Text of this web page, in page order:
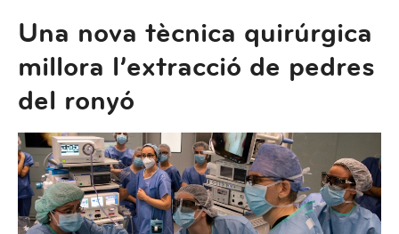
Una nova tècnica quirúrgica
millora l’extracció de pedres
del ronyó